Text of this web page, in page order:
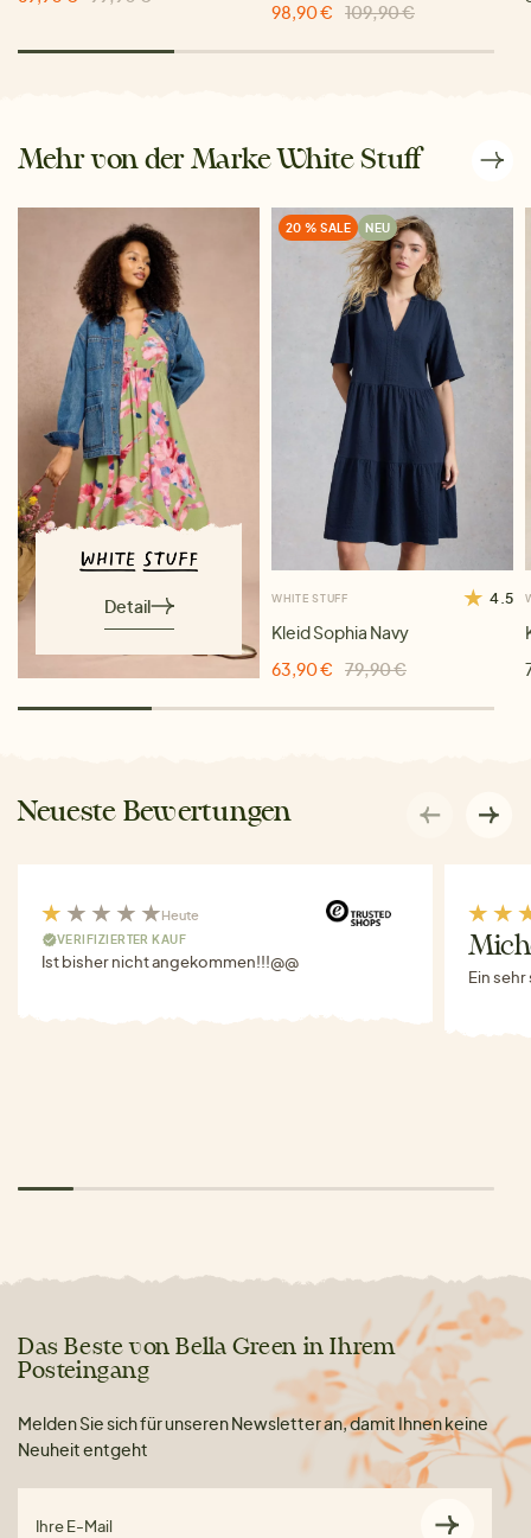
98,90 € 109,90 €
Mehr von der Marke White Stuff
Detail
20 % SALE NEU
WHITE STUFF 4.5
Kleid Sophia Navy
63,90 €
79,90 €
Neueste Bewertungen
Heute
VERIFIZIERTER KAUF
Ist bisher nicht angekommen!!!@@
Ein
Das Beste von Bella Green in Ihrem
Posteingang
Melden Sie sich für unseren Newsletter an, damit Ihnen keine
Neuheit entgeht
Ihre E-Mail